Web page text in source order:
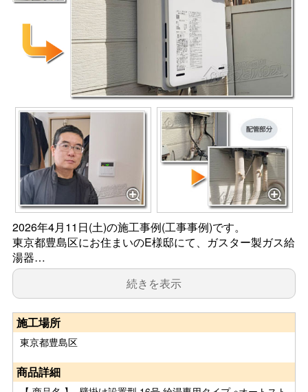
2026年4月11日(土)の施工事例(工事事例)です。
東京都豊島区にお住まいのE様邸にて、ガスター製ガス給
湯器…
続きを表示
施工場所
東京都豊島区
商品詳細